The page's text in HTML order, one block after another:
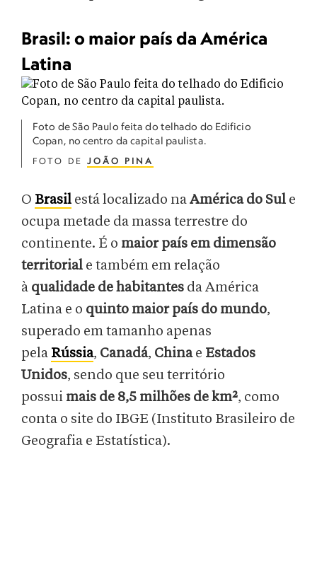
Brasil: o maior país da América
Latina
Foto de São Paulo feita do telhado do Edificio
Copan, no centro da capital paulista.
FOTO DE JOÃO PINA
O Brasil está localizado naAmérica do Sul e
ocupa metade da massa terrestre do
continente. É o maior país em dimensão
territorial e também em relação
à qualidade de habitantes da América
Latina e o quinto maior país do mundo,
superado em tamanho apenas
pela Rússia, Canadá, Chinae Estados
Unidos, sendo que seu território
possui mais de 8,5 milhões de km², como
conta o site do IBGE (Instituto Brasileiro de
Geografia e Estatística).